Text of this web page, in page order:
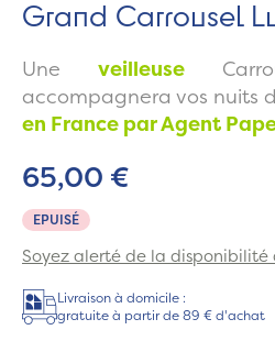
Grand Carrousel
Une veilleuse
accompagnera vos nuits
en France par Agent
EPUISÉ
65,00 €
Soyez alerté de la disponibilité
Livraison à domicile :
gratuite à partir de 89 € d'achat